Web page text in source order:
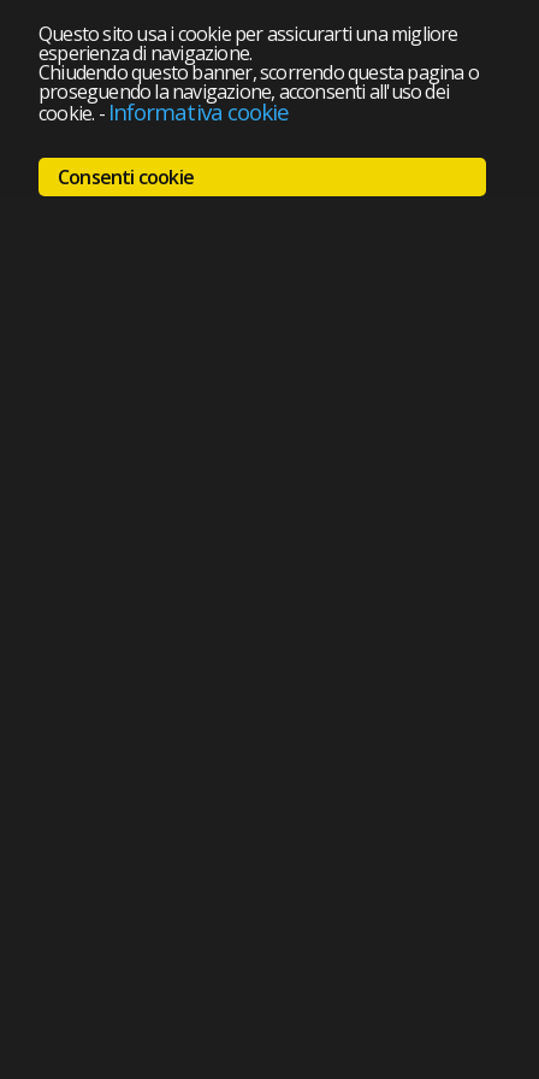
Questo sito usa i cookie per assicurarti una migliore
esperienza di navigazione.
Chiudendo questo banner, scorrendo questa pagina o
proseguendo la navigazione, acconsenti all'uso dei
cookie. - Informativa cookie
Consenti cookie